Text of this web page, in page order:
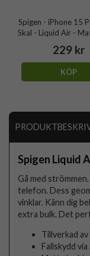
Spigen - iPhone 15
Skal - Liquid Air -
229 kr
KÖP
Spigen Liquid
Gå med
telefon. Dess
vinklar. Känn dig
extra bulk. Det
Tillverkad
Fallskydd